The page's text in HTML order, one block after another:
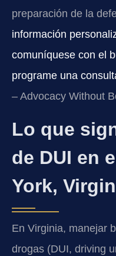
preparación de la
información
comuníquese con el
programe una
– Advocacy Without
Lo que
de DUI en
York,
En Virginia, manejar
drogas (DUI, driving